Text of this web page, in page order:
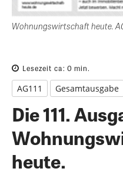
Wohnungswirtschaft heute.
Lesezeit ca: 0 min.
AG111 Gesamtausgabe
Die 111.
heute.